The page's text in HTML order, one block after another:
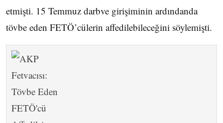
etmişti. 15 Temmuz darbve girişiminin ardındanda
tövbe eden FETÖ’cülerin affedilebileceğini söylemişti.